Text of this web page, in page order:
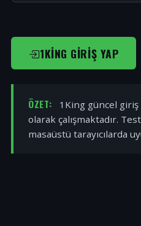
1KING GIRIŞ YAP
ÖZET:
1King güncel giriş
olarak çalışmaktadır.
masaüstü tarayıcılarda